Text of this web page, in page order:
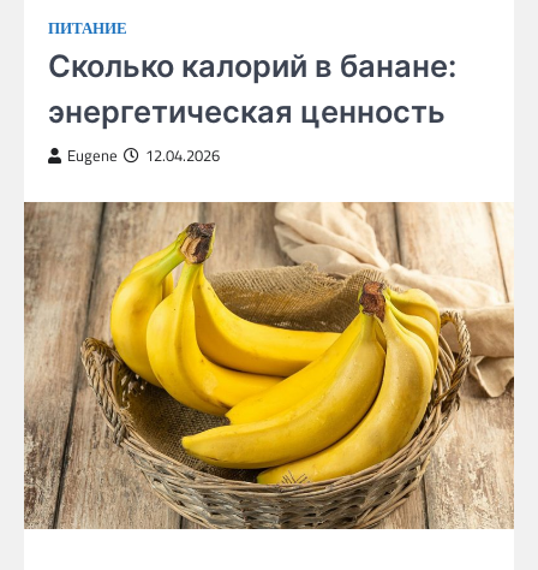
ПИТАНИЕ
Сколько калорий в банане:
энергетическая ценность
Eugene 12.04.2026